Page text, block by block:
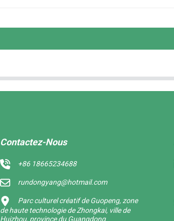
Contactez-Nous
+86 18665234688
rundongyang@hotmail.com
Parc culturel créatif de Guopeng, zone
de haute technologie de Zhongkai, ville de
Huizhou, province du Guangdong